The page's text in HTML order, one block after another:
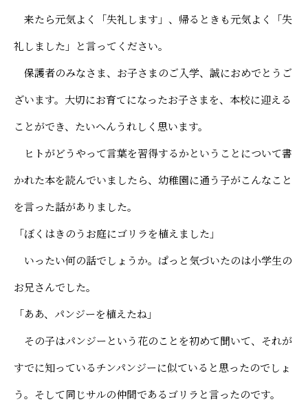
来たら元気よく「失礼します」、帰るときも元気よく「失
礼しました」と言ってください。
保護者のみなさま、お子さまのご入学、誠におめでとうご
ざいます。大切にお育てになったお子さまを、本校に迎える
ことができ、たいへんうれしく思います。
ヒトがどうやって言葉を習得するかということについて書
かれた本を読んでいましたら、幼稚園に通う子がこんなこと
を言った話がありました。
「ぼくはきのうお庭にゴリラを植えました」
いったい何の話でしょうか。ぱっと気づいたのは小学生の
お兄さんでした。
「ああ、パンジーを植えたね」
その子はパンジーという花のことを初めて聞いて、それが
すでに知っているチンパンジーに似ていると思ったのでしょ
う。そして同じサルの仲間であるゴリラと言ったのです。